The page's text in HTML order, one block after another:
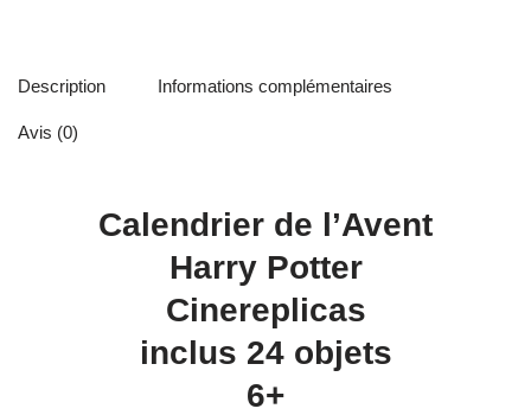
Description Informations complémentaires
Avis (0)
Calendrier de l’Avent
Harry Potter
Cinereplicas
inclus 24 objets
6+